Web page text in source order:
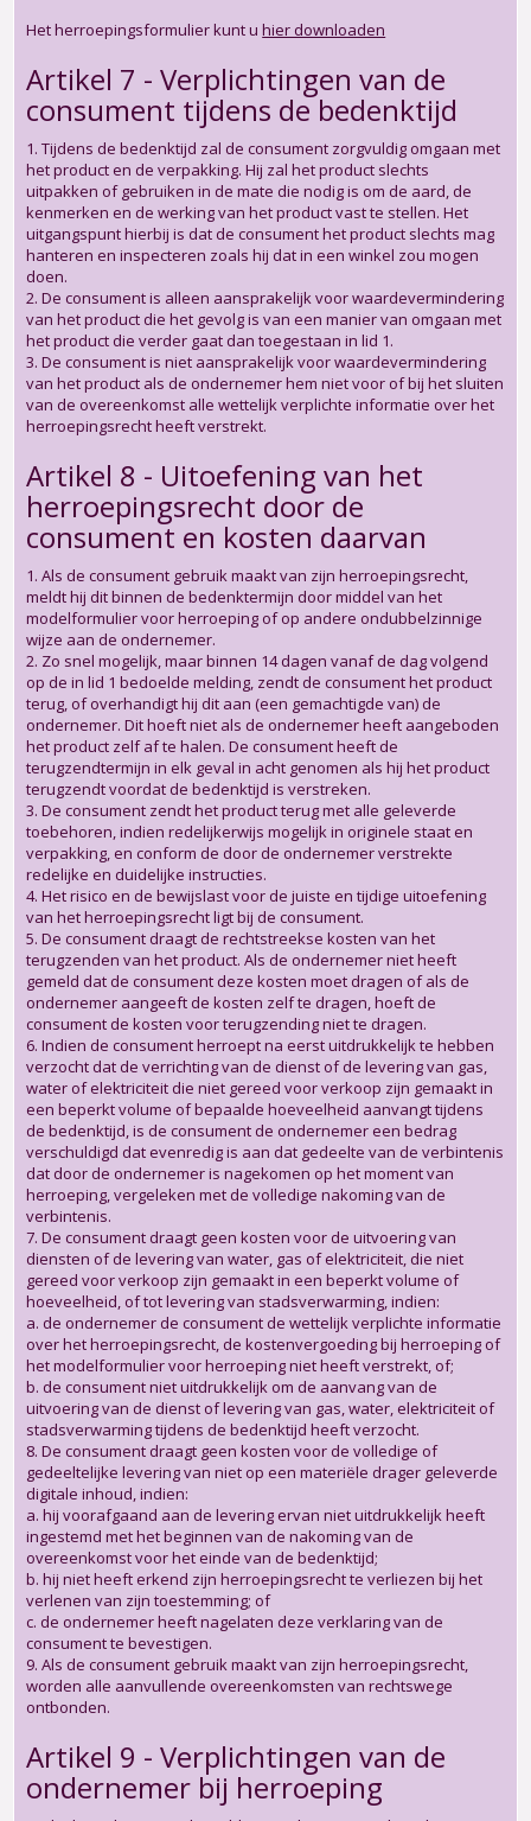
Het herroepingsformulier kunt uhier downloaden
Artikel 7 - Verplichtingen van de
consument tijdens de bedenktijd
1. Tijdens de bedenktijd zal de consument zorgvuldig omgaan met
het product en de verpakking. Hij zal het product slechts
uitpakken of gebruiken in de mate die nodig is om de aard, de
kenmerken en de werking van het product vast te stellen. Het
uitgangspunt hierbij is dat de consument het product slechts mag
hanteren en inspecteren zoals hij dat in een winkel zou mogen
doen.
2. De consument is alleen aansprakelijk voor waardevermindering
van het product die het gevolg is van een manier van omgaan met
het product die verder gaat dan toegestaan in lid 1.
3. De consument is niet aansprakelijk voor waardevermindering
van het product als de ondernemer hem niet voor of bij het sluiten
van de overeenkomst alle wettelijk verplichte informatie over het
herroepingsrecht heeft verstrekt.
Artikel 8 - Uitoefening van het
herroepingsrecht door de
consument en kosten daarvan
1. Als de consument gebruik maakt van zijn herroepingsrecht,
meldt hij dit binnen de bedenktermijn door middel van het
modelformulier voor herroeping of op andere ondubbelzinnige
wijze aan de ondernemer.
2. Zo snel mogelijk, maar binnen 14 dagen vanaf de dag volgend
op de in lid 1 bedoelde melding, zendt de consument het product
terug, of overhandigt hij dit aan (een gemachtigde van) de
ondernemer. Dit hoeft niet als de ondernemer heeft aangeboden
het product zelf af te halen. De consument heeft de
terugzendtermijn in elk geval in acht genomen als hij het product
terugzendt voordat de bedenktijd is verstreken.
3. De consument zendt het product terug met alle geleverde
toebehoren, indien redelijkerwijs mogelijk in originele staat en
verpakking, en conform de door de ondernemer verstrekte
redelijke en duidelijke instructies.
4. Het risico en de bewijslast voor de juiste en tijdige uitoefening
van het herroepingsrecht ligt bij de consument.
5. De consument draagt de rechtstreekse kosten van het
terugzenden van het product. Als de ondernemer niet heeft
gemeld dat de consument deze kosten moet dragen of als de
ondernemer aangeeft de kosten zelf te dragen, hoeft de
consument de kosten voor terugzending niet te dragen.
6. Indien de consument herroept na eerst uitdrukkelijk te hebben
verzocht dat de verrichting van de dienst of de levering van gas,
water of elektriciteit die niet gereed voor verkoop zijn gemaakt in
een beperkt volume of bepaalde hoeveelheid aanvangt tijdens
de bedenktijd, is de consument de ondernemer een bedrag
verschuldigd dat evenredig is aan dat gedeelte van de verbintenis
dat door de ondernemer is nagekomen op het moment van
herroeping, vergeleken met de volledige nakoming van de
verbintenis.
7. De consument draagt geen kosten voor de uitvoering van
diensten of de levering van water, gas of elektriciteit, die niet
gereed voor verkoop zijn gemaakt in een beperkt volume of
hoeveelheid, of tot levering van stadsverwarming, indien:
a. de ondernemer de consument de wettelijk verplichte informatie
over het herroepingsrecht, de kostenvergoeding bij herroeping of
het modelformulier voor herroeping niet heeft verstrekt, of;
b. de consument niet uitdrukkelijk om de aanvang van de
uitvoering van de dienst of levering van gas, water, elektriciteit of
stadsverwarming tijdens de bedenktijd heeft verzocht.
8. De consument draagt geen kosten voor de volledige of
gedeeltelijke levering van niet op een materiële drager geleverde
digitale inhoud, indien:
a. hij voorafgaand aan de levering ervan niet uitdrukkelijk heeft
ingestemd met het beginnen van de nakoming van de
overeenkomst voor het einde van de bedenktijd;
b. hij niet heeft erkend zijn herroepingsrecht te verliezen bij het
verlenen van zijn toestemming; of
c. de ondernemer heeft nagelaten deze verklaring van de
consument te bevestigen.
9. Als de consument gebruik maakt van zijn herroepingsrecht,
worden alle aanvullende overeenkomsten van rechtswege
ontbonden.
Artikel 9 - Verplichtingen van de
ondernemer bij herroeping